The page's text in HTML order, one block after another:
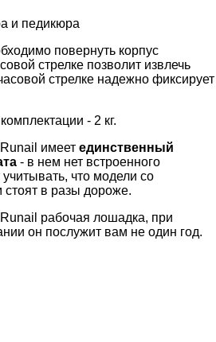
повернуть корпус
стрелке позволит извлечь
стрелке надежно фиксирует
- 2 кг.
имеет единственный
- в нем нет встроенного
что модели со
в разы дороже.
рабочая лошадка, при
он послужит вам не один год.